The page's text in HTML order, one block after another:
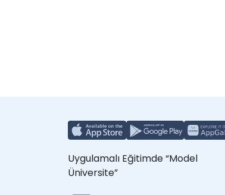
Uygulamalı Eğitimde “Model
Üniversite”